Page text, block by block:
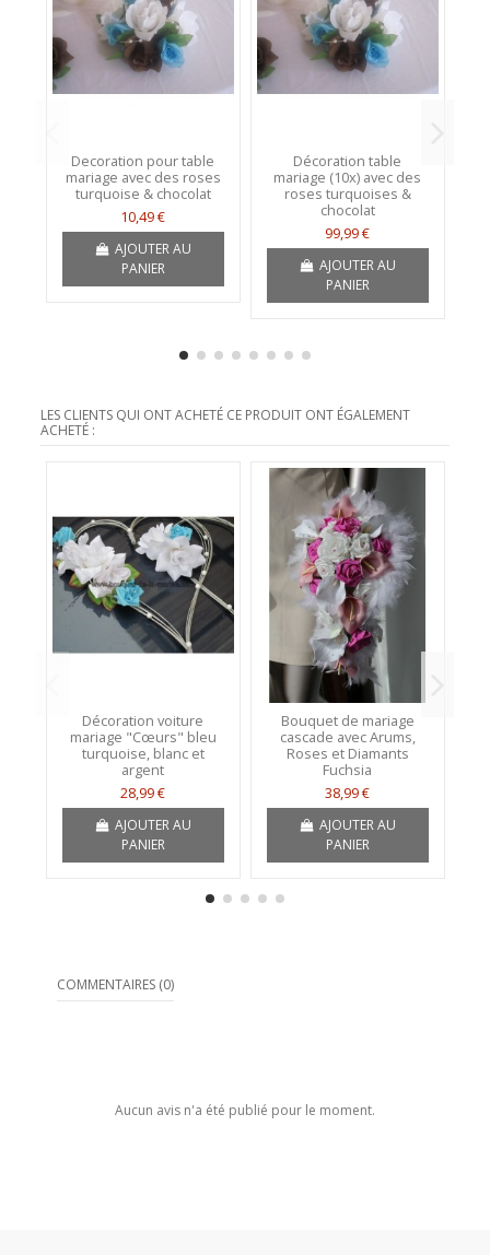
Decoration pour table
mariage avec des roses
turquoise & chocolat
10,49 €
AJOUTER AU
PANIER
Décoration table
mariage (10x) avec des
roses turquoises &
chocolat
99,99 €
AJOUTER AU
PANIER
LES CLIENTS QUI ONT ACHETÉ CE PRODUIT ONT ÉGALEMENT
ACHETÉ :
Décoration voiture
mariage "Cœurs" bleu
turquoise, blanc et
argent
28,99 €
AJOUTER AU
PANIER
Bouquet de mariage
cascade avec Arums,
Roses et Diamants
Fuchsia
38,99 €
AJOUTER AU
PANIER
COMMENTAIRES (0)
Aucun avis n'a été publié pour le moment.